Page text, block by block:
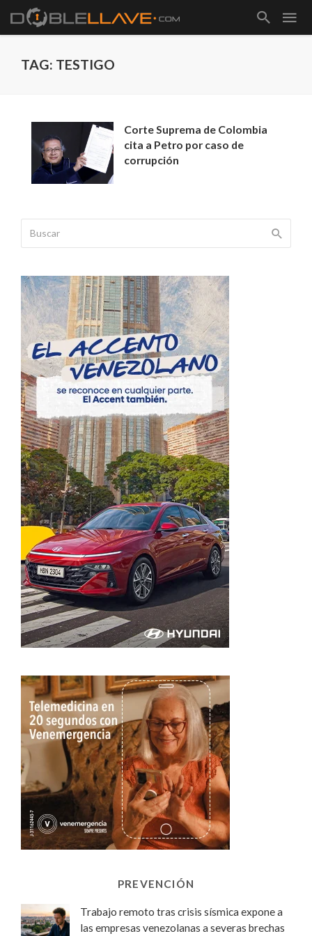
TAG: TESTIGO
Corte Suprema de Colombia
cita a Petro por caso de
corrupción
PREVENCIÓN
Trabajo remoto tras crisis sísmica expone a
las empresas venezolanas a severas brechas